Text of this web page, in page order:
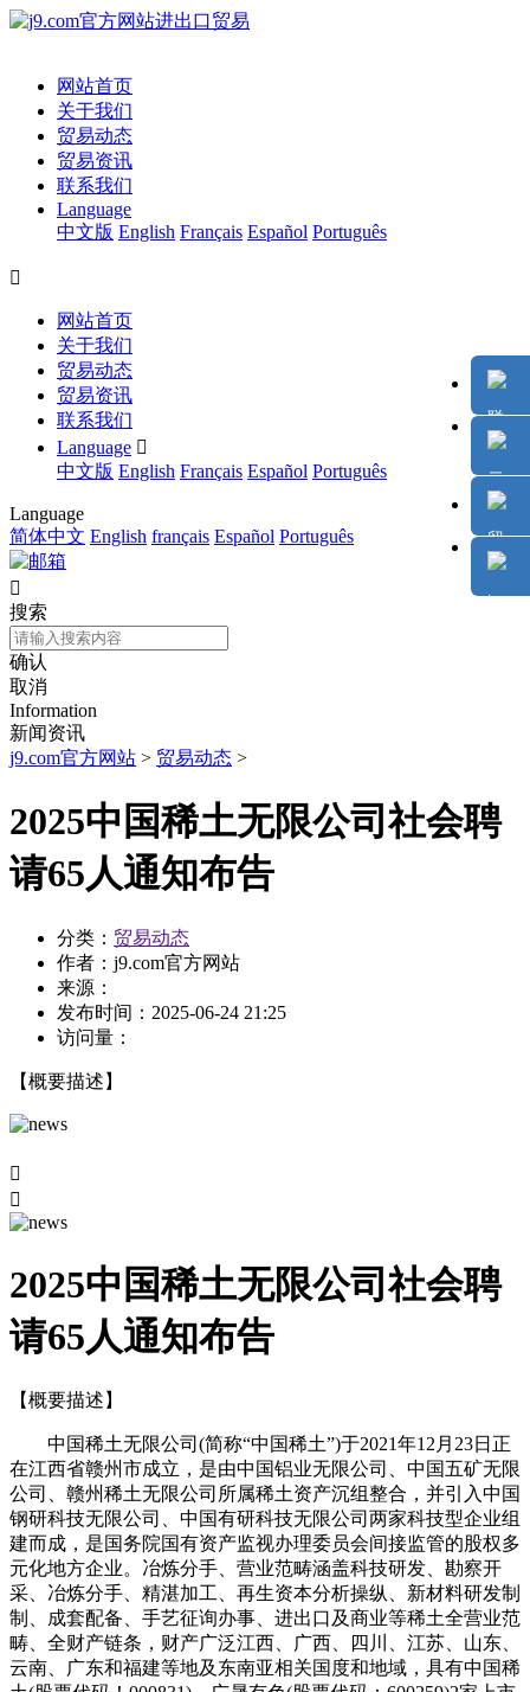
网站首页
关于我们
贸易动态
贸易资讯
联系我们
Language
中文版 English Français Español Português

网站首页
关于我们
贸易动态
贸易资讯
联系我们
Language 
中文版 English Français Español Português
Language
简体中文 English français Español Português

搜索
确认
取消
Information
新闻资讯
j9.com官方网站 > 贸易动态 >
2025中国稀土无限公司社会聘
请65人通知布告
分类： 贸易动态
作者： j9.com官方网站
来源：
发布时间： 2025-06-24 21:25
访问量：
【概要描述】


2025中国稀土无限公司社会聘
请65人通知布告
【概要描述】
中国稀土无限公司(简称“中国稀土”)于2021年12月23日正
在江西省赣州市成立，是由中国铝业无限公司、中国五矿无限
公司、赣州稀土无限公司所属稀土资产沉组整合，并引入中国
钢研科技无限公司、中国有研科技无限公司两家科技型企业组
建而成，是国务院国有资产监视办理委员会间接监管的股权多
元化地方企业。冶炼分手、营业范畴涵盖科技研发、勘察开
采、冶炼分手、精湛加工、再生资本分析操纵、新材料研发制
制、成套配备、手艺征询办事、进出口及商业等稀土全营业范
畴、全财产链条，财产广泛江西、广西、四川、江苏、山东、
云南、广东和福建等地及东南亚相关国度和地域，具有中国稀